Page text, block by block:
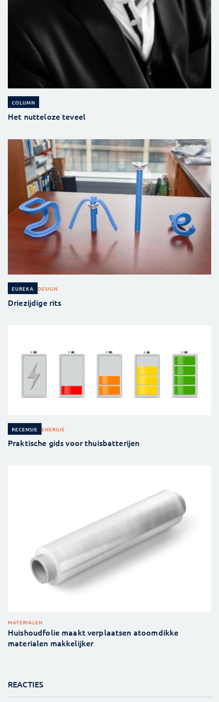
COLUMN
Het nutteloze teveel
EUREKA DESIGN
Driezijdige rits
RECENSIE ENERGIE
Praktische gids voor thuisbatterijen
MATERIALEN
Huishoudfolie maakt verplaatsen atoomdikke
materialen makkelijker
REACTIES